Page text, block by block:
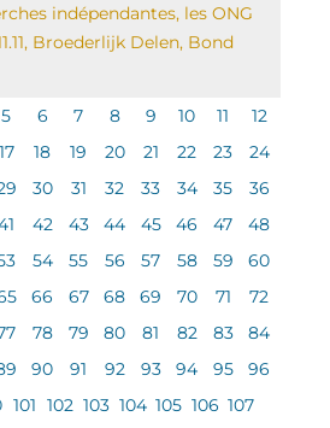
indépendantes, les ONG
Broederlijk Delen, Bond
5 6 7 8 9 10 11
12
17 18 19 20 21 22 23
24
30 31 32 33 34 35
36
42 43 44 45 46 47
48
54 55 56 57 58 59
60
66 67 68 69 70 71
72
78 79 80 81 82 83
84
90 91 92 93 94 95
96
101 102 103 104 105 106 107